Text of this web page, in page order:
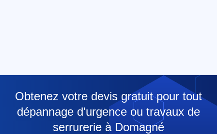
Obtenez votre devis gratuit pour tout
dépannage d'urgence ou travaux de
serrurerie à Domagné